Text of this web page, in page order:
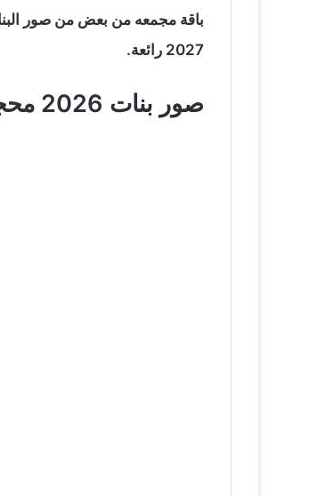
باقة مجمعه من بعض من صور
2027 رائعة.
صور بنات 2026 محجبات